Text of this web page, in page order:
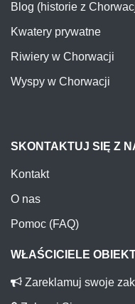
Blog (historie z
Kwatery prywatne
Riwiery w Chorwacji
Wyspy w Chorwacji
SKONTAKTUJ SIĘ Z
Kontakt
O nas
Pomoc (FAQ)
WŁAŚCICIELE
Zareklamuj swoje